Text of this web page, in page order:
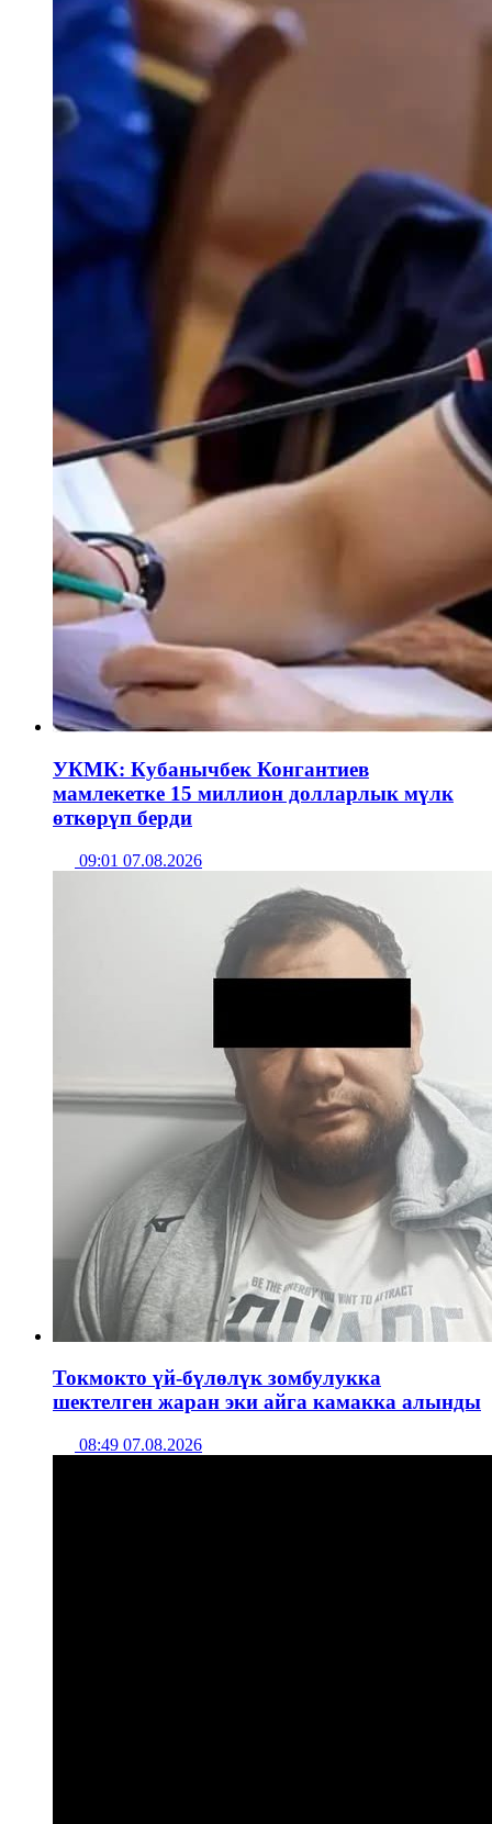
УКМК: Кубанычбек Конгантиев
мамлекетке 15 миллион долларлык мүлк
өткөрүп берди
09:01 07.08.2026
Токмокто үй-бүлөлүк зомбулукка
шектелген жаран эки айга камакка алынды
08:49 07.08.2026